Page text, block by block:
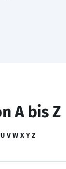
A bis Z
U V W X Y Z